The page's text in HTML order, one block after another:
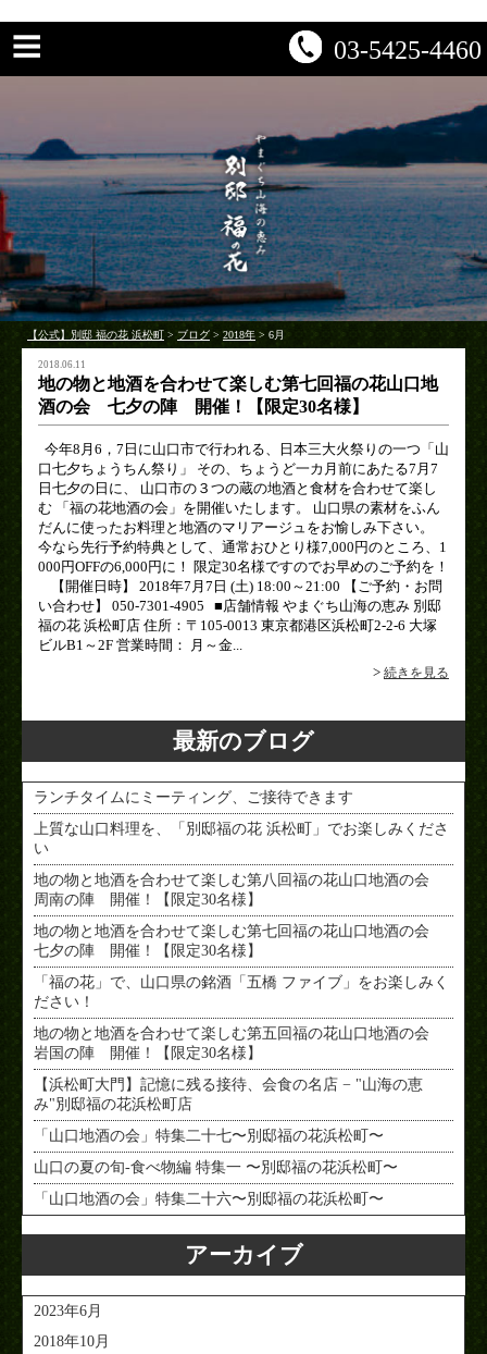
03-5425-4460
【公式】別邸 福の花 浜松町 > ブログ > 2018年 > 6月
2018.06.11
地の物と地酒を合わせて楽しむ第七回福の花山口地
酒の会 七夕の陣 開催！【限定30名様】
今年8月6，7日に山口市で行われる、日本三大火祭りの一つ「山
口七夕ちょうちん祭り」 その、ちょうど一カ月前にあたる7月7
日七夕の日に、 山口市の３つの蔵の地酒と食材を合わせて楽し
む 「福の花地酒の会」を開催いたします。 山口県の素材をふん
だんに使ったお料理と地酒のマリアージュをお愉しみ下さい。
今なら先行予約特典として、通常おひとり様7,000円のところ、1
000円OFFの6,000円に！ 限定30名様ですのでお早めのご予約を！
【開催日時】 2018年7月7日 (土) 18:00～21:00 【ご予約・お問
い合わせ】 050-7301-4905 ■店舗情報 やまぐち山海の恵み 別邸
福の花 浜松町店 住所：〒105-0013 東京都港区浜松町2-2-6 大塚
ビルB1～2F 営業時間： 月～金...
> 続きを見る
最新のブログ
ランチタイムにミーティング、ご接待できます
上質な山口料理を、「別邸福の花 浜松町」でお楽しみくださ
い
地の物と地酒を合わせて楽しむ第八回福の花山口地酒の会
周南の陣 開催！【限定30名様】
地の物と地酒を合わせて楽しむ第七回福の花山口地酒の会
七夕の陣 開催！【限定30名様】
「福の花」で、山口県の銘酒「五橋 ファイブ」をお楽しみく
ださい！
地の物と地酒を合わせて楽しむ第五回福の花山口地酒の会
岩国の陣 開催！【限定30名様】
【浜松町大門】記憶に残る接待、会食の名店 − "山海の恵
み"別邸福の花浜松町店
「山口地酒の会」特集二十七〜別邸福の花浜松町〜
山口の夏の旬-食べ物編 特集一 〜別邸福の花浜松町〜
「山口地酒の会」特集二十六〜別邸福の花浜松町〜
アーカイブ
2023年6月
2018年10月